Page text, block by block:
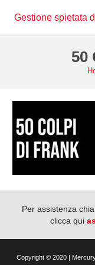
Gestione spietata
50
Per assistenza
clicca qui
Copyright © 2020 |